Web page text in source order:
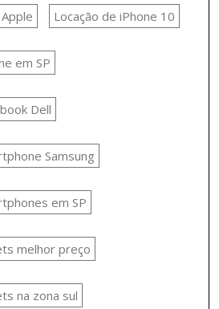
Locação de iPhone 10
em SP
Dell
Samsung
em SP
melhor preço
na zona sul